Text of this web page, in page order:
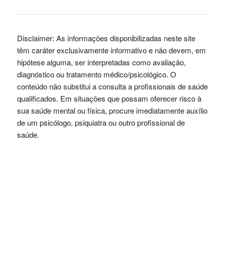
Disclaimer: As informações disponibilizadas neste site
têm caráter exclusivamente informativo e não devem, em
hipótese alguma, ser interpretadas como avaliação,
diagnóstico ou tratamento médico/psicológico. O
conteúdo não substitui a consulta a profissionais de saúde
qualificados. Em situações que possam oferecer risco à
sua saúde mental ou física, procure imediatamente auxílio
de um psicólogo, psiquiatra ou outro profissional de
saúde.